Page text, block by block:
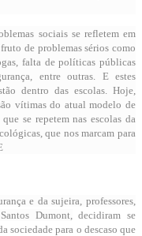
sociais se refletem em
de problemas sérios como
falta de políticas públicas
entre outras. E estes
dentro das escolas. Hoje,
vítimas do atual modelo de
se repetem nas escolas da
que nos marcam para
e da sujeira, professores,
Dumont,
decidiram se
sociedade para o descaso que